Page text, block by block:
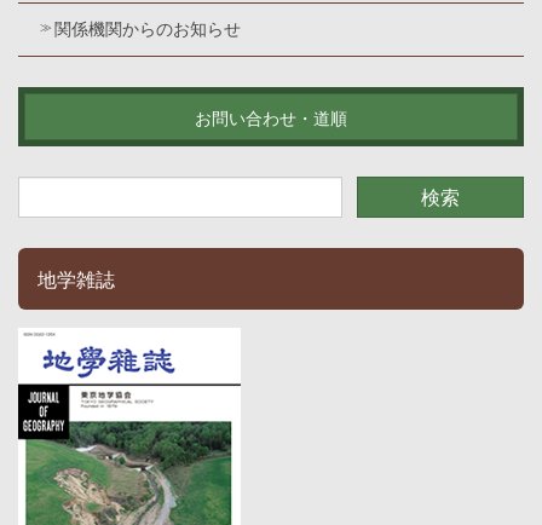
関係機関からのお知らせ
お問い合わせ・道順
地学雑誌